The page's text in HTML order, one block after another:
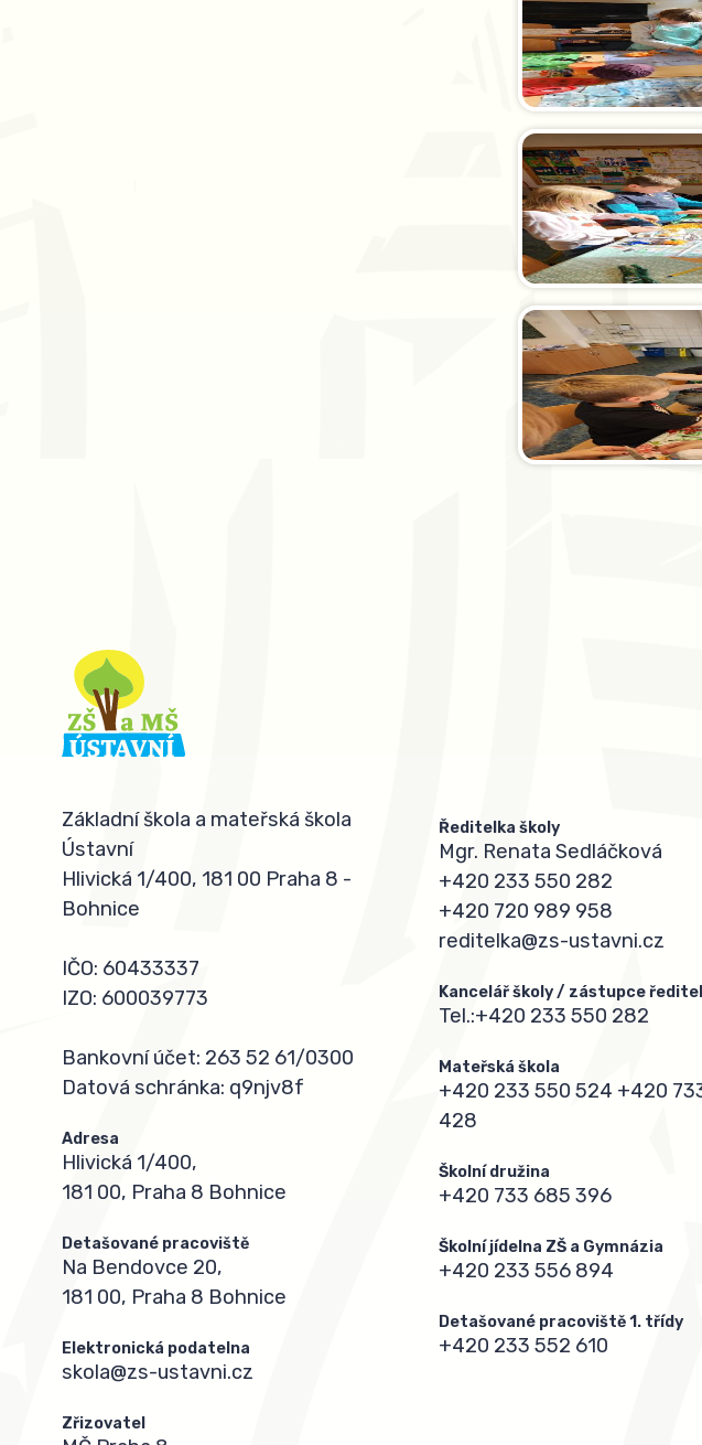
Základní škola a mateřská škola
Ústavní
Hlivická 1/400, 181 00 Praha 8 -
Bohnice
IČO: 60433337
IZO: 600039773
Bankovní účet: 263 52 61/0300
Datová schránka: q9njv8f
Adresa
Hlivická 1/400,
181 00, Praha 8 Bohnice
Detašované pracoviště
Na Bendovce 20,
181 00, Praha 8 Bohnice
Elektronická podatelna
skola@zs-ustavni.cz
Zřizovatel
Ředitelka školy
Mgr. Renata Sedláčková
+420 233 550 282
+420 720 989 958
reditelka@zs-ustavni.cz
Kancelář školy / zástupce
Tel.:+420 233 550 282
Mateřská škola
+420 233 550 524 +420
428
Školní družina
+420 733 685 396
Školní jídelna ZŠ a Gymnázia
+420 233 556 894
Detašované pracoviště 1. třídy
+420 233 552 610